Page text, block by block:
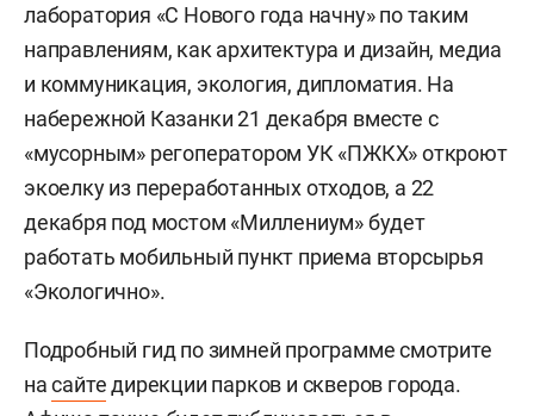
лаборатория «С Нового года начну» по таким
направлениям, как архитектура и дизайн, медиа
и коммуникация, экология, дипломатия. На
набережной Казанки 21 декабря вместе с
«мусорным» регоператором УК «ПЖКХ» откроют
экоелку из переработанных отходов, а 22
декабря под мостом «Миллениум» будет
работать мобильный пункт приема вторсырья
«Экологично».
Подробный гид по зимней программе смотрите
насайтедирекции парков и скверов города.